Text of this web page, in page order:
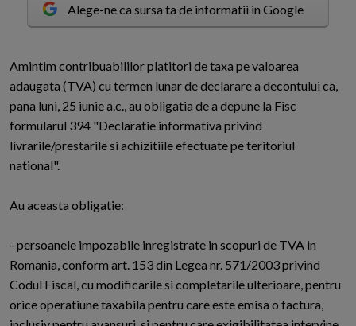
Alege-ne ca sursa ta de informatii in Google
Amintim contribuabililor platitori de taxa pe valoarea
adaugata (TVA) cu termen lunar de declarare a decontului ca,
pana luni, 25 iunie a.c., au obligatia de a depune la Fisc
formularul 394 "Declaratie informativa privind
livrarile/prestarile si achizitiile efectuate pe teritoriul
national".
Au aceasta obligatie:
- persoanele impozabile inregistrate in scopuri de TVA in
Romania, conform art. 153 din Legea nr. 571/2003 privind
Codul Fiscal, cu modificarile si completarile ulterioare, pentru
orice operatiune taxabila pentru care este emisa o factura,